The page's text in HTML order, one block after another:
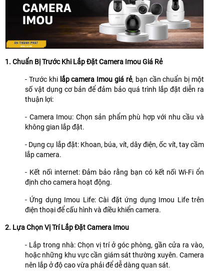
1. Chuẩn Bị Trước Khi Lắp Đặt Camera Imou Giá Rẻ
- Trước khilắp camera Imou giá rẻ, bạn cần chuẩn bị một
số vật dụng cơ bản để đảm bảo quá trình lắp đặt diễn ra
thuận lợi:
- Camera Imou: Chọn sản phẩm phù hợp với nhu cầu và
không gian lắp đặt.
- Dụng cụ lắp đặt: Khoan, búa, vít, dây điện, ốc vít, tay cầm
lắp camera.
- Kết nối internet: Đảm bảo rằng bạn có kết nối Wi-Fi ổn
định cho camera hoạt động.
- Ứng dụng Imou Life: Cài đặt ứng dụng Imou Life trên
điện thoại để cấu hình và điều khiển camera.
2. Lựa Chọn Vị Trí Lắp Đặt Camera Imou
- Lắp trong nhà: Chọn vị trí ở góc phòng, gần cửa ra vào,
hoặc những khu vực cần giám sát thường xuyên. Camera
nên lắp ở độ cao vừa phải để dễ dàng quan sát.